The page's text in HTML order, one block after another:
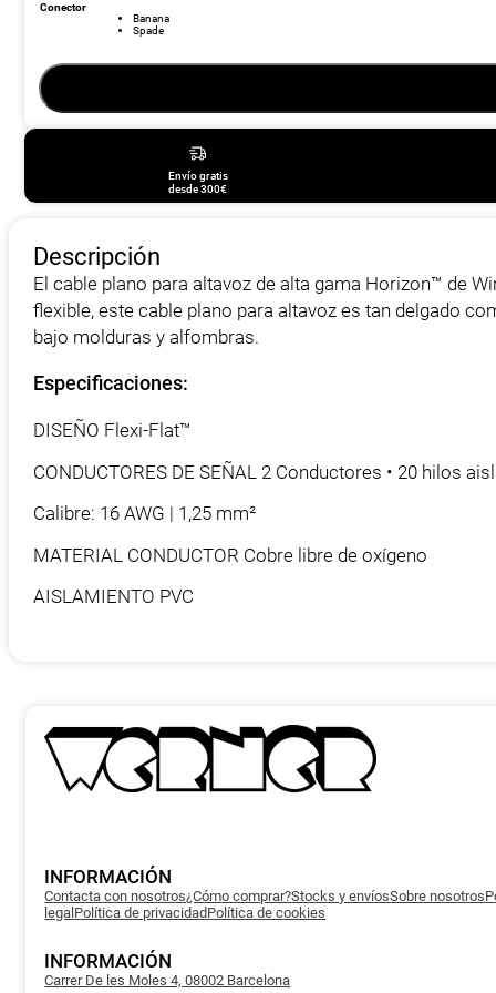
Conector
Banana
Spade
Envío gratis
desde 300€
Descripción
El cable plano para altavoz de alta gama Horizon™ de
flexible, este cable plano para altavoz es tan delgado
bajo molduras y alfombras.
Especificaciones:
DISEÑO Flexi-Flat™
CONDUCTORES DE SEÑAL 2 Conductores • 20 hilos
Calibre: 16 AWG | 1,25 mm²
MATERIAL CONDUCTOR Cobre libre de oxígeno
AISLAMIENTO PVC
INFORMACIÓN
Contacta con nosotros¿Cómo comprar?Stocks y envíosSobre nosotros
legalPolítica de privacidadPolítica de cookies
INFORMACIÓN
Carrer De les Moles 4, 08002 Barcelona